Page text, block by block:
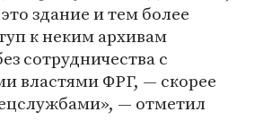
здание и тем более
к неким архивам
сотрудничества с
властями ФРГ, — скорее
— отметил